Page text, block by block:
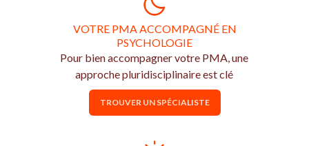
VOTRE PMA ACCOMPAGNÉ EN
PSYCHOLOGIE
Pour bien accompagner votre PMA, une
approche pluridisciplinaire est clé
TROUVER UN SPÉCIALISTE